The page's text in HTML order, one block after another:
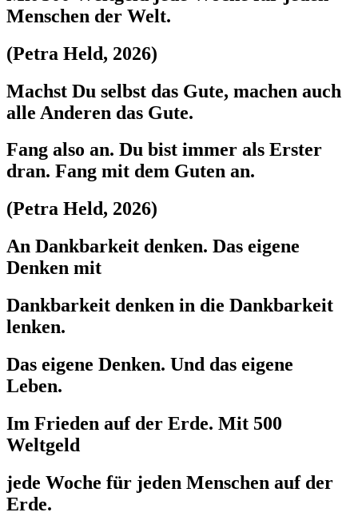
Menschen der Welt.
(Petra Held, 2026)
Machst Du selbst das Gute, machen auch
alle Anderen das Gute.
Fang also an. Du bist immer als Erster
dran. Fang mit dem Guten an.
(Petra Held, 2026)
An Dankbarkeit denken. Das eigene
Denken mit
Dankbarkeit denken in die Dankbarkeit
lenken.
Das eigene Denken. Und das eigene
Leben.
Im Frieden auf der Erde. Mit 500
Weltgeld
jede Woche für jeden Menschen auf der
Erde.